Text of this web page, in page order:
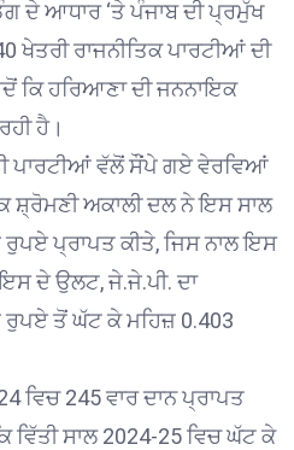
ਦੇ ਆਧਾਰ ‘ਤੇ ਪੰਜਾਬ ਦੀ ਪ੍ਰਮੁੱਖ
ਖੇਤਰੀ ਰਾਜਨੀਤਿਕ ਪਾਰਟੀਆਂ ਦੀ
ਕਿ ਹਰਿਆਣਾ ਦੀ ਜਨਨਾਇਕ
ਹੈ।
ਪਾਰਟੀਆਂ ਵੱਲੋਂ ਸੌਂਪੇ ਗਏ ਵੇਰਵਿਆਂ
ਸ਼੍ਰੋਮਣੀ ਅਕਾਲੀ ਦਲ ਨੇ ਇਸ ਸਾਲ
ਰੁਪਏ ਪ੍ਰਾਪਤ ਕੀਤੇ, ਜਿਸ ਨਾਲ ਇਸ
ਦੇ ਉਲਟ, ਜੇ.ਜੇ.ਪੀ. ਦਾ
ਰੁਪਏ ਤੋਂ ਘੱਟ ਕੇ ਮਹਿਜ਼ 0.403
ਵਿਚ 245 ਵਾਰ ਦਾਨ ਪ੍ਰਾਪਤ
ਵਿੱਤੀ ਸਾਲ 2024-25 ਵਿਚ ਘੱਟ ਕੇ